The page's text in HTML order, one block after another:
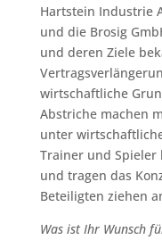
Hartstein Industrie
und die Brosig
und deren Ziele
wirtschaftliche
Abstriche machen
unter
Trainer und Spieler
und tragen das
Beteiligten ziehen
Was ist Ihr Wunsch